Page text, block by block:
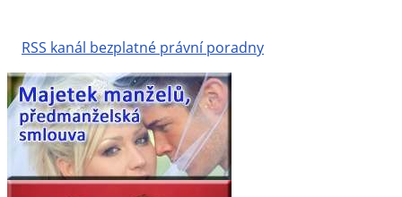
RSS kanál bezplatné právní poradny